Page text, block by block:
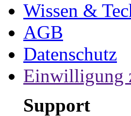
Wissen &
AGB
Datenschutz
Einwilligung
Support